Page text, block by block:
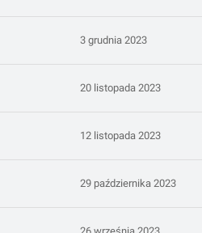
3 grudnia 2023
20 listopada 2023
12 listopada 2023
29 października 2023